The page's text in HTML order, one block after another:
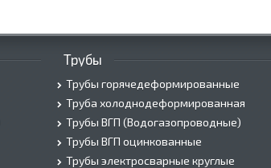
Трубы
Трубы горячедеформированные
Труба холоднодеформированная
Трубы ВГП (Водогазопроводные)
Трубы ВГП оцинкованные
Трубы электросварные круглые